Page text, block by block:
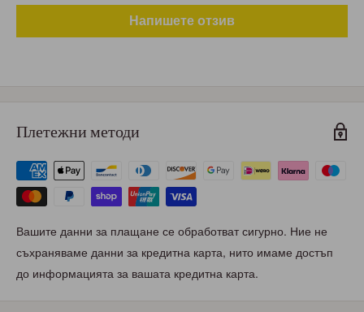
Напишете отзив
Плетежни методи
Вашите данни за плащане се обработват сигурно. Ние не
съхраняваме данни за кредитна карта, нито имаме достъп
до информацията за вашата кредитна карта.